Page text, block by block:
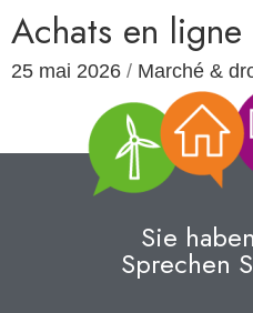
Achats en ligne
25 mai 2026 / Marché &
Sie
Sprechen